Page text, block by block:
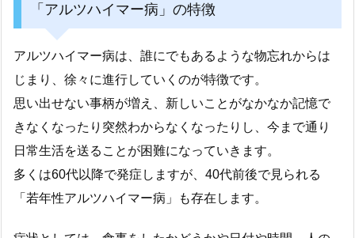
「アルツハイマー病」の特徴
アルツハイマー病は、誰にでもあるような物忘れからは
じまり、徐々に進行していくのが特徴です。
思い出せない事柄が増え、新しいことがなかなか記憶で
きなくなったり突然わからなくなったりし、今まで通り
日常生活を送ることが困難になっていきます。
多くは60代以降で発症しますが、40代前後で見られる
「若年性アルツハイマー病」も存在します。